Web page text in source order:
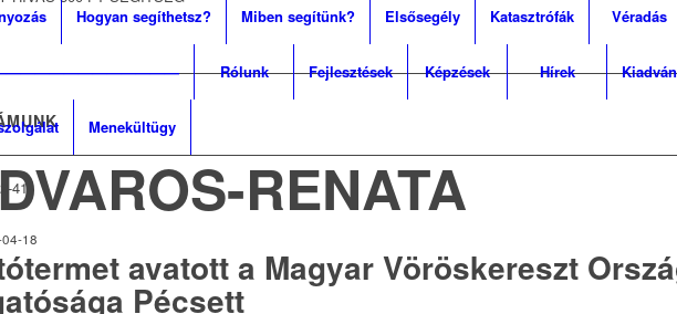
41
Hogyan segíthetsz? Miben segítünk? Elsősegély Katasztrófák Véradás
Rólunk Fejlesztések Képzések Hírek
Menekültügy
RENATA
18
avatott a Magyar Vöröskereszt
Pécsett